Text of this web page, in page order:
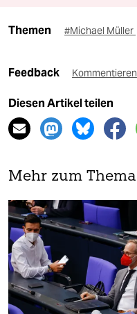
Themen #Michael Müller
Feedback Kommentieren
Diesen Artikel teilen
Mehr zum Thema